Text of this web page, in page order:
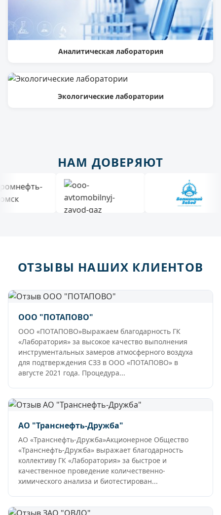
Аналитическая лаборатория
Экологические лаборатории
НАМ ДОВЕРЯЮТ
ОТЗЫВЫ НАШИХ КЛИЕНТОВ
ООО "ПОТАПОВО"
ООО «ПОТАПОВО»Выражаем благодарность ГК
«Лаборатория» за высокое качество выполнения
инструментальных замеров атмосферного воздуха
для подтверждения СЗЗ в ООО «ПОТАПОВО» в
августе 2021 года. Процедура...
АО "Транснефть-Дружба"
АО «Транснефть-Дружба»Акционерное Общество
«Транснефть-Дружба» выражает благодарность
коллективу ГК «Лаборатория» за быстрое и
качественное проведение количественно-
химического анализа и биотестирован...